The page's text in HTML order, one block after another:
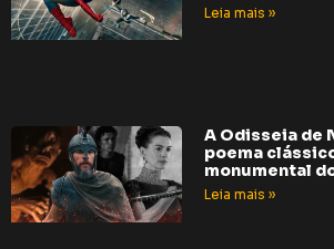
Leia mais »
A Odisseia de
poema
monumental
Leia mais »